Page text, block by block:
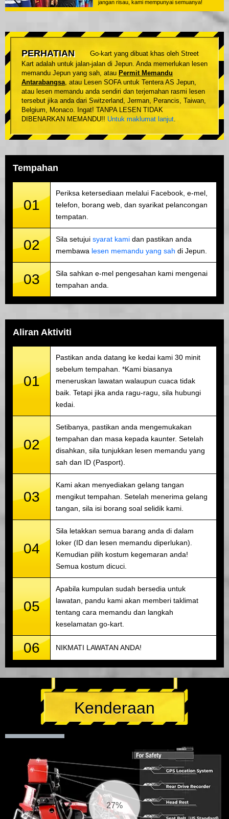
jangan risau, kami mempunyai semuanya!
PERHATIAN
Go-kart yang dibuat khas oleh Street
Kart adalah untuk jalan-jalan di Jepun. Anda memerlukan lesen
memandu Jepun yang sah, atau Permit Memandu
Antarabangsa, atau Lesen SOFA untuk Tentera AS Jepun,
atau lesen memandu anda sendiri dan terjemahan rasmi lesen
tersebut jika anda dari Switzerland, Jerman, Perancis, Taiwan,
Belgium, Monaco. Ingat! TANPA LESEN TIDAK
DIBENARKAN MEMANDU!! Untuk maklumat lanjut.
Tempahan
01
Periksa ketersediaan melalui Facebook, e-mel,
telefon, borang web, dan syarikat pelancongan
tempatan.
02 Sila setujui syarat kami dan pastikan anda
membawa lesen memandu yang sah di Jepun.
03
Sila sahkan e-mel pengesahan kami mengenai
tempahan anda.
Aliran Aktiviti
01
Pastikan anda datang ke kedai kami 30 minit
sebelum tempahan. *Kami biasanya
meneruskan lawatan walaupun cuaca tidak
baik. Tetapi jika anda ragu-ragu, sila hubungi
kedai.
02
Setibanya, pastikan anda mengemukakan
tempahan dan masa kepada kaunter. Setelah
disahkan, sila tunjukkan lesen memandu yang
sah dan ID (Pasport).
03
Kami akan menyediakan gelang tangan
mengikut tempahan. Setelah menerima gelang
tangan, sila isi borang soal selidik kami.
04
Sila letakkan semua barang anda di dalam
loker (ID dan lesen memandu diperlukan).
Kemudian pilih kostum kegemaran anda!
Semua kostum dicuci.
05
Apabila kumpulan sudah bersedia untuk
lawatan, pandu kami akan memberi taklimat
tentang cara memandu dan langkah
keselamatan go-kart.
06 NIKMATI LAWATAN ANDA!
Kenderaan
27%